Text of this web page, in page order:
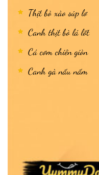
Thịt bò xào súp lơ
Canh thịt bò lá lốt
Cá cơm chiên giòn
Canh gà nấu nấm